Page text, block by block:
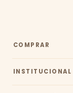
COMPRAR
INSTITUCIONAL